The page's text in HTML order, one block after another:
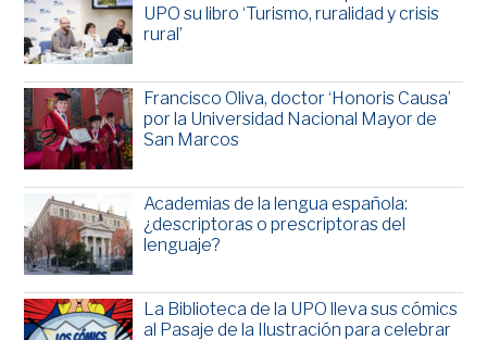
UPO su libro ‘Turismo, ruralidad y crisis
rural’
Francisco Oliva, doctor ‘Honoris Causa’
por la Universidad Nacional Mayor de
San Marcos
Academias de la lengua española:
¿descriptoras o prescriptoras del
lenguaje?
La Biblioteca de la UPO lleva sus cómics
al Pasaje de la Ilustración para celebrar